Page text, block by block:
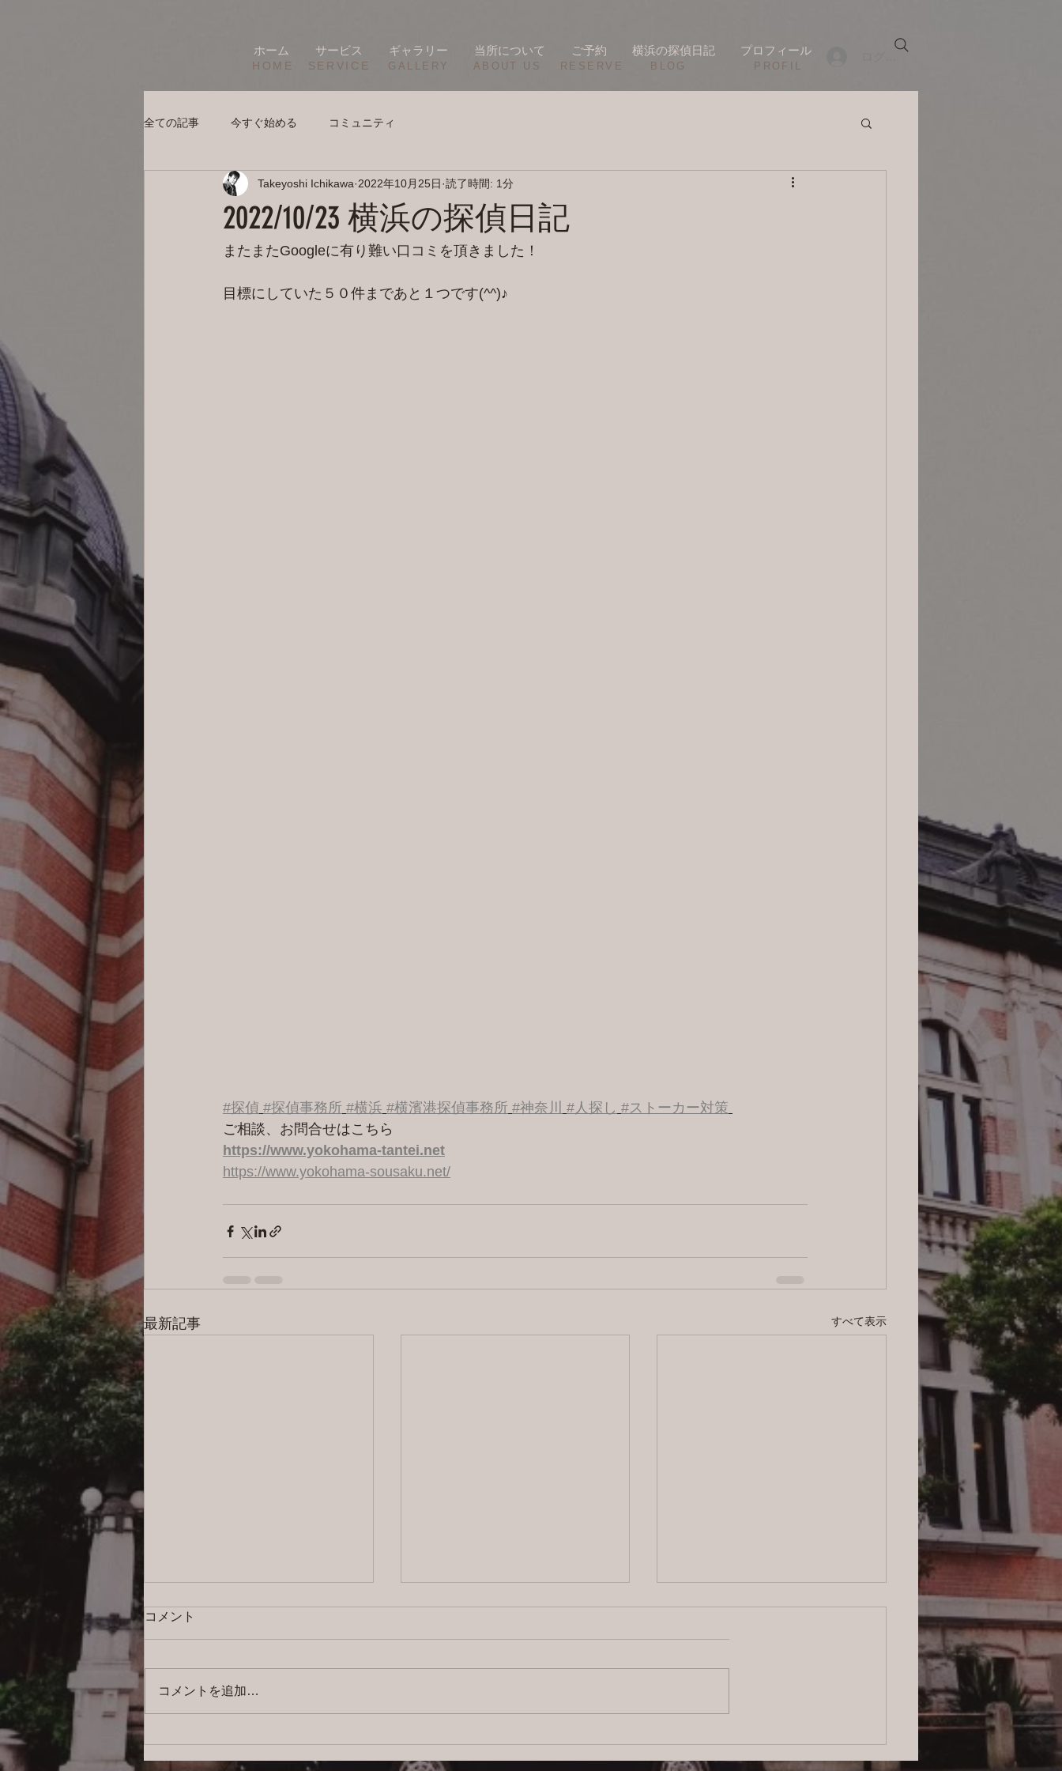
ログイン
ホーム サービス ギャラリー 当所について ご予約 横浜の探偵日記 プロフィール
HOME SERVICE ​GALLERY ​ABOUT US ​PROFIL
RESERVE BLOG
全ての記事 今すぐ始める コミュニティ
2022/10/23 横浜の探偵日記
Takeyoshi Ichikawa 2022年10月25日 読了時間: 1分
またまたGoogleに有り難い口コミを頂きました！
目標にしていた５０件まであと１つです(^^)♪
#探偵 #探偵事務所 #横浜 #横濱港探偵事務所 #神奈川 #人探し #ストーカー対策
ご相談、お問合せはこちら
https://www.yokohama-tantei.net
https://www.yokohama-sousaku.net/
最新記事 すべて表示
日目〜
日目〜
日目〜
コメント
コメントを追加…